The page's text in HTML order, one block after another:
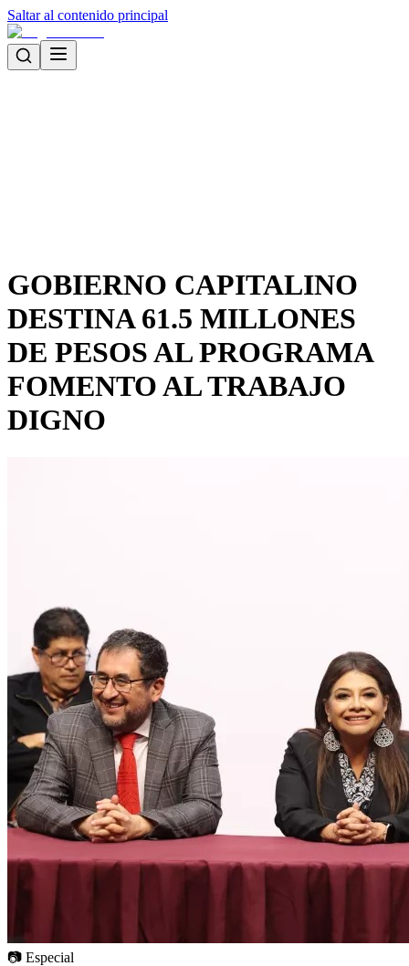
Saltar al contenido principal
GOBIERNO CAPITALINO
DESTINA 61.5 MILLONES
DE PESOS AL PROGRAMA
FOMENTO AL TRABAJO
DIGNO
📷 Especial